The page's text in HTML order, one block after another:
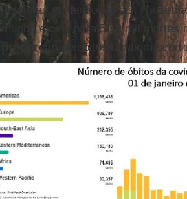
semanas epidemiológicas. Na
mundo e caiu para 58,9 mil mortes
proporção
de óbitos também